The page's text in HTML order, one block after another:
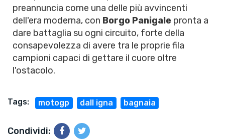
preannuncia come una delle più avvincenti
dell'era moderna, con Borgo Panigale pronta a
dare battaglia su ogni circuito, forte della
consapevolezza di avere tra le proprie fila
campioni capaci di gettare il cuore oltre
l'ostacolo.
Tags: motogp dall igna bagnaia
Condividi: